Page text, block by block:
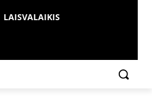
LAISVALAIKIS